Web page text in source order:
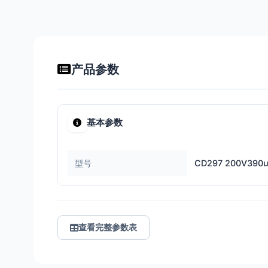
产品参数
基本参数
型号 CD297
查看完整参数表